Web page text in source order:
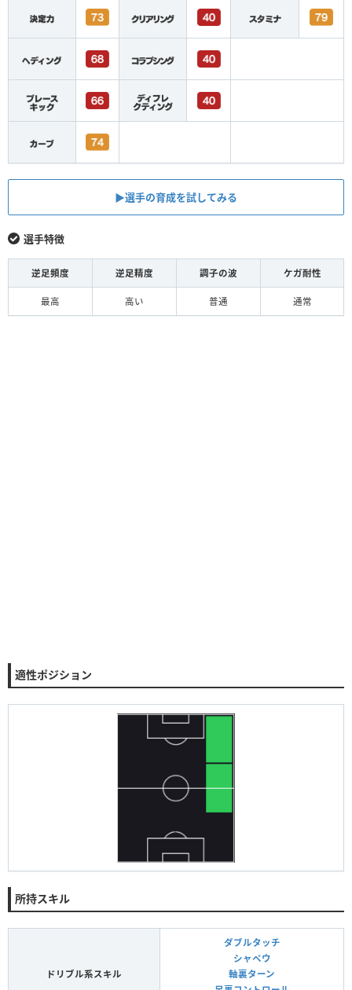
▶︎選手の育成を試してみる
選手特徴
逆足頻度 逆足精度 調子の波 ケガ耐性
最高 高い 普通 通常
適性ポジション
所持スキル
ドリブル系スキル
ダブルタッチ
シャペウ
軸裏ターン